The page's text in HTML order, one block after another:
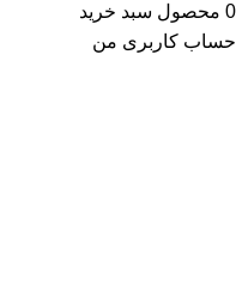
0 محصول سبد خرید
حساب کاربری من